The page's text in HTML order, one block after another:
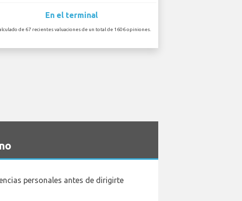
En el terminal
de 67 recientes valuaciones de un total de 1606 opiniones.
personales antes de dirigirte